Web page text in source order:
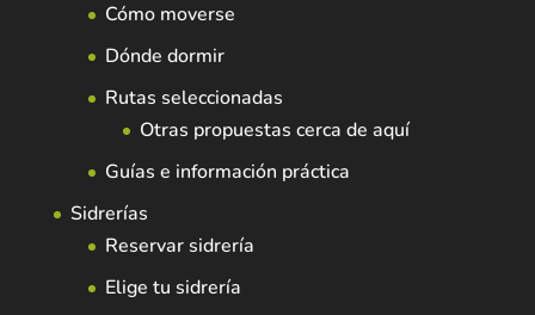
Cómo moverse
Dónde dormir
Rutas seleccionadas
Otras propuestas cerca de aquí
Guías e información práctica
Sidrerías
Reservar sidrería
Elige tu sidrería